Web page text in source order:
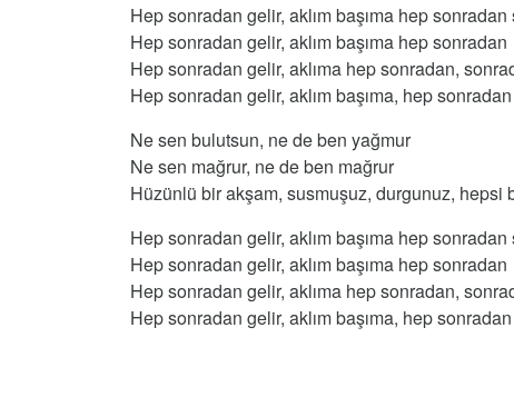
Hep sonradan gelir, aklım başıma hep
Hep sonradan gelir, aklım başıma hep sonradan
Hep sonradan gelir, aklıma hep sonradan,
Hep sonradan gelir, aklım başıma, hep sonradan
Ne sen bulutsun, ne de ben yağmur
Ne sen mağrur, ne de ben mağrur
Hüzünlü bir akşam, susmuşuz, durgunuz, hepsi
Hep sonradan gelir, aklım başıma hep
Hep sonradan gelir, aklım başıma hep sonradan
Hep sonradan gelir, aklıma hep sonradan,
Hep sonradan gelir, aklım başıma, hep sonradan